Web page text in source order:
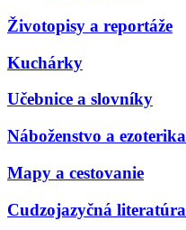
Životopisy a reportáže
Kuchárky
Učebnice a slovníky
Náboženstvo a ezoterika
Mapy a cestovanie
Cudzojazyčná literatúra